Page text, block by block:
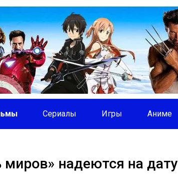
Сериалы Игры Аниме
надеются на дату